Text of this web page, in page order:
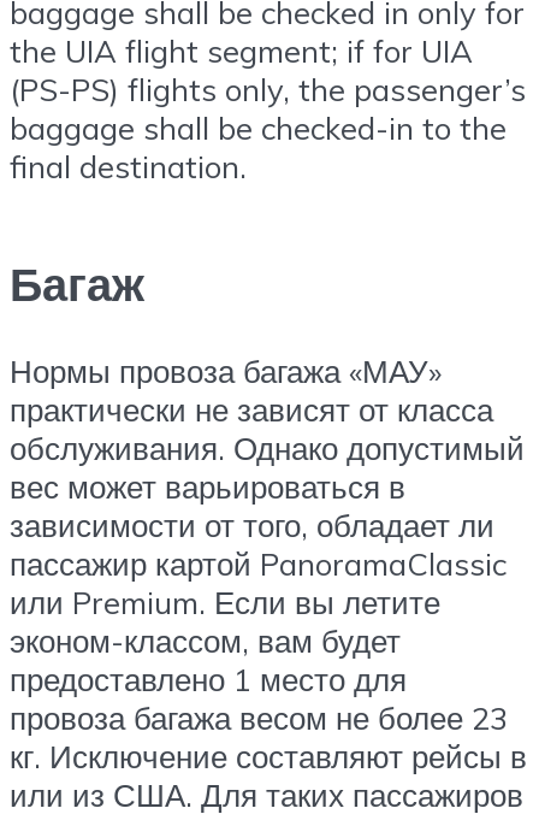
baggage shall be checked in only for
the UIA flight segment; if for UIA
(PS-PS) flights only, the passenger’s
baggage shall be checked-in to the
final destination.
Багаж
Нормы провоза багажа «МАУ»
практически не зависят от класса
обслуживания. Однако допустимый
вес может варьироваться в
зависимости от того, обладает ли
пассажир картой PanoramaClassic
или Premium. Если вы летите
эконом-классом, вам будет
предоставлено 1 место для
провоза багажа весом не более 23
кг. Исключение составляют рейсы в
или из США. Для таких пассажиров